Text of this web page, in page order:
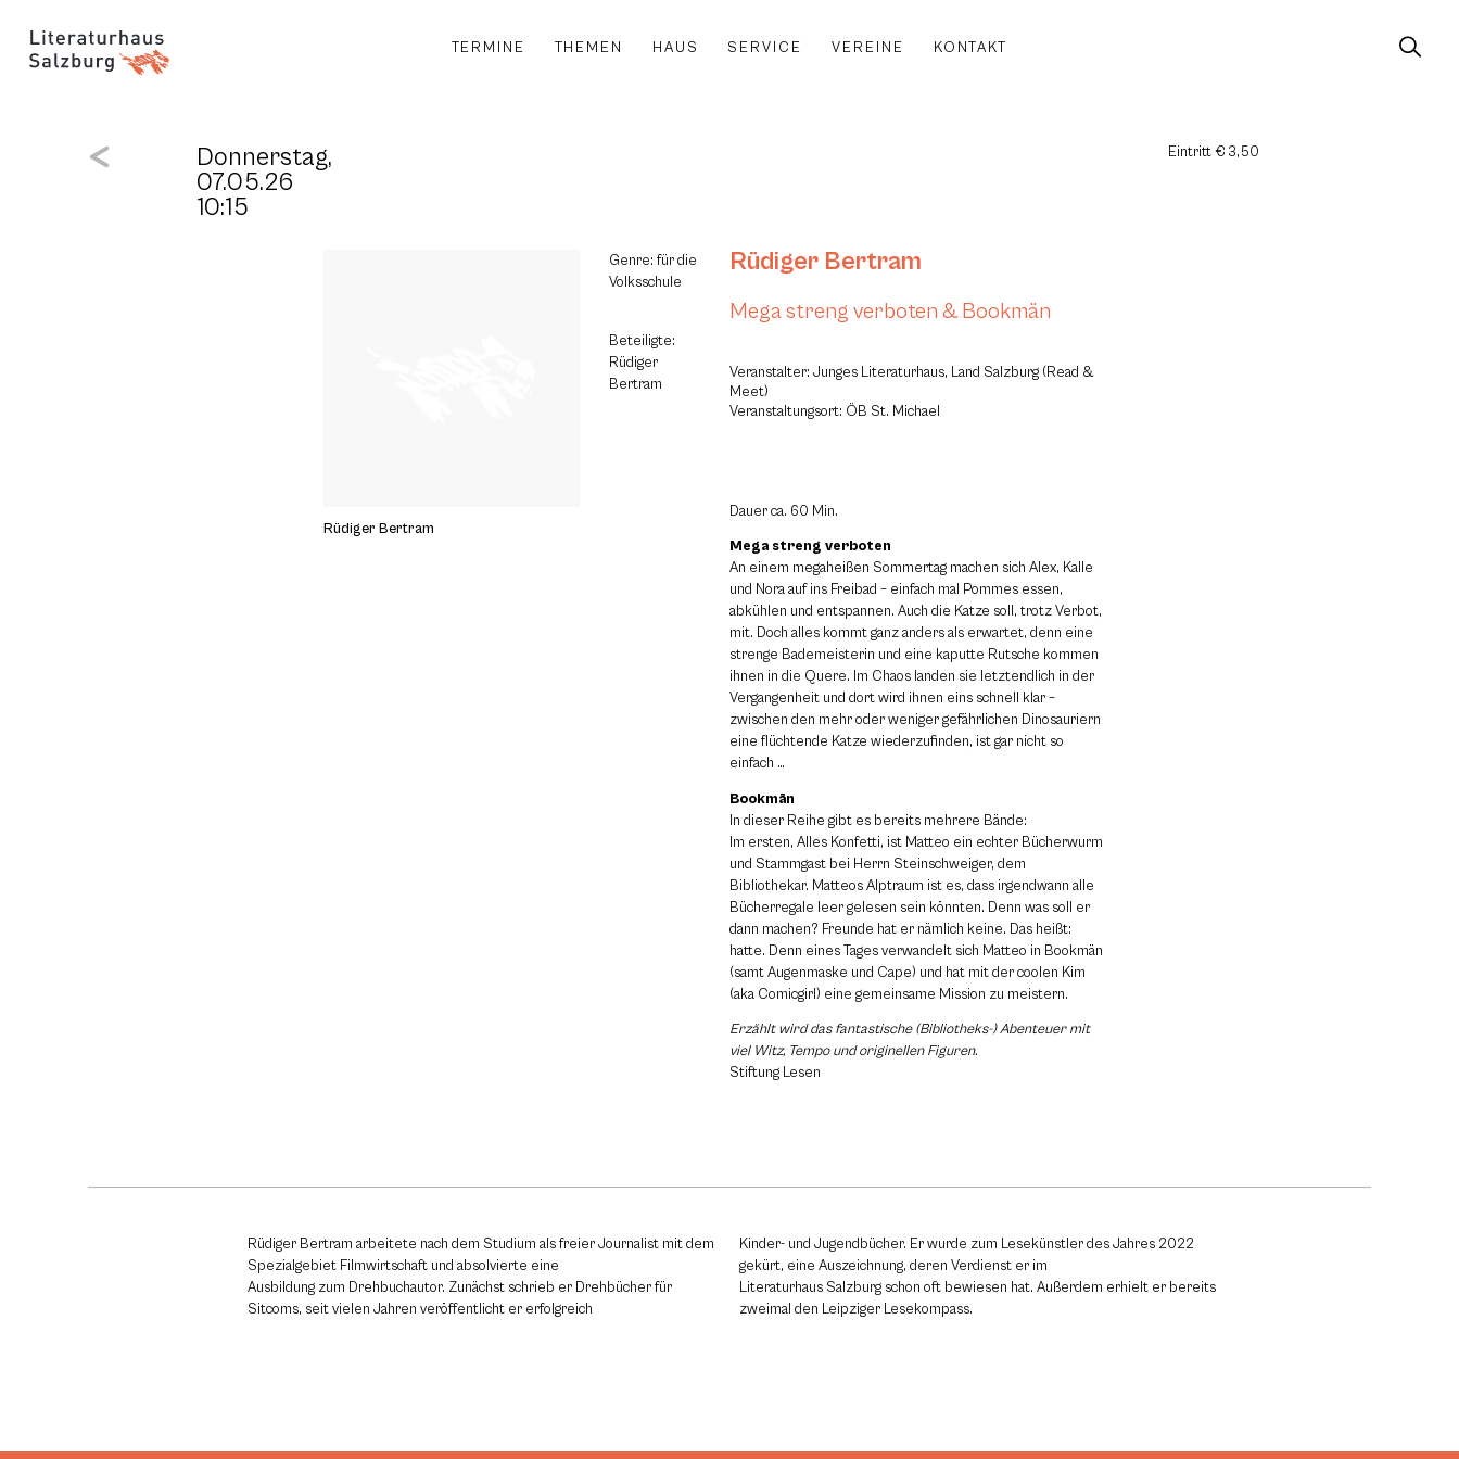
TERMINE THEMEN HAUS SERVICE VEREINE KONTAKT
Donnerstag,
07.05.26
10:15
Eintritt € 3,50
Rüdiger Bertram
Genre: für die
Volksschule
Beteiligte:
Rüdiger
Bertram
Rüdiger Bertram
Mega streng verboten & Bookmän
Veranstalter: Junges Literaturhaus, Land Salzburg (Read &
Meet)
Veranstaltungsort: ÖB St. Michael
Dauer ca. 60 Min.
Mega streng verboten
An einem megaheißen Sommertag machen sich Alex, Kalle
und Nora auf ins Freibad – einfach mal Pommes essen,
abkühlen und entspannen. Auch die Katze soll, trotz Verbot,
mit. Doch alles kommt ganz anders als erwartet, denn eine
strenge Bademeisterin und eine kaputte Rutsche kommen
ihnen in die Quere. Im Chaos landen sie letztendlich in der
Vergangenheit und dort wird ihnen eins schnell klar –
zwischen den mehr oder weniger gefährlichen Dinosauriern
eine flüchtende Katze wiederzufinden, ist gar nicht so
einfach …
Bookmän
In dieser Reihe gibt es bereits mehrere Bände:
Im ersten, Alles Konfetti, ist Matteo ein echter Bücherwurm
und Stammgast bei Herrn Steinschweiger, dem
Bibliothekar. Matteos Alptraum ist es, dass irgendwann alle
Bücherregale leer gelesen sein könnten. Denn was soll er
dann machen? Freunde hat er nämlich keine. Das heißt:
hatte. Denn eines Tages verwandelt sich Matteo in Bookmän
(samt Augenmaske und Cape) und hat mit der coolen Kim
(aka Comicgirl) eine gemeinsame Mission zu meistern.
Erzählt wird das fantastische (Bibliotheks-) Abenteuer mit
viel Witz, Tempo und originellen Figuren.
Stiftung Lesen
Rüdiger Bertram arbeitete nach dem Studium als freier Journalist mit dem
Spezialgebiet Filmwirtschaft und absolvierte eine
Ausbildung zum Drehbuchautor. Zunächst schrieb er Drehbücher für
Sitcoms, seit vielen Jahren veröffentlicht er erfolgreich
Kinder- und Jugendbücher. Er wurde zum Lesekünstler des Jahres 2022
gekürt, eine Auszeichnung, deren Verdienst er im
Literaturhaus Salzburg schon oft bewiesen hat. Außerdem erhielt er bereits
zweimal den Leipziger Lesekompass.